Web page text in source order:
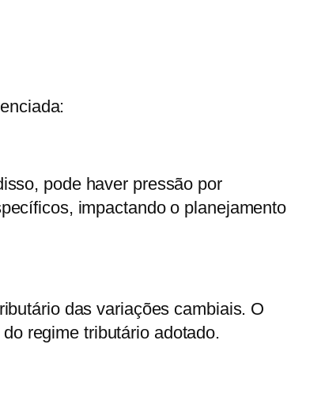
pode haver pressão por
impactando o planejamento
das variações cambiais. O
regime tributário adotado.